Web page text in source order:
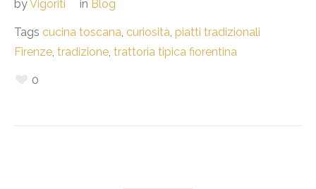
byVigoriti in Blog
Tags cucina toscana, curiosità, piatti tradizionali
Firenze, tradizione, trattoria tipica fiorentina
0